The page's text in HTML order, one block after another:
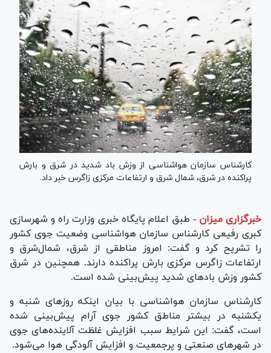
کارشناس سازمان هواشناسی از وزش باد شدید در شرق و بارش
پراکنده در شرق، شمال شرق و ارتفاعات مرکزی زاگرس خبر داد.
خبرگزاری میزان - طبق اعلام پایگاه خبری وزارت راه و شهرسازی
کبری رفیعی کارشناس سازمان هواشناسی وضعیت جوی کشور
را تشریح کرد و گفت: امروز مناطقی از شرق، شمال‌شرق و
ارتفاعات زاگرس مرکزی بارش پراکنده دارند. همچنین در شرق
کشور وزش باد‌های شدید پیش‌بینی شده است.
کارشناس سازمان هواشناسی با بیان اینکه روز‌های شنبه و
یکشنبه در بیشتر مناطق کشور جوی آرام پیش‌بینی شده
است، گفت: این شرایط سبب افزایش غلظت آلاینده‌های جوی
در شهر‌های صنعتی و پرجمعیت و افزایش آلودگی هوا می‌شود.